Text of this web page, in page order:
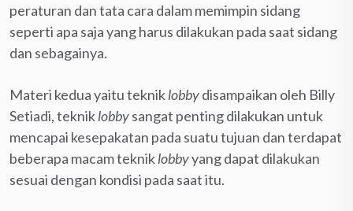
peraturan dan tata cara dalam memimpin sidang
seperti apa saja yang harus dilakukan pada saat sidang
dan sebagainya.
Materi kedua yaitu tekniklobbydisampaikan oleh Billy
Setiadi, tekniklobbysangat penting dilakukan untuk
mencapai kesepakatan pada suatu tujuan dan terdapat
beberapa macam tekniklobbyyang dapat dilakukan
sesuai dengan kondisi pada saat itu.